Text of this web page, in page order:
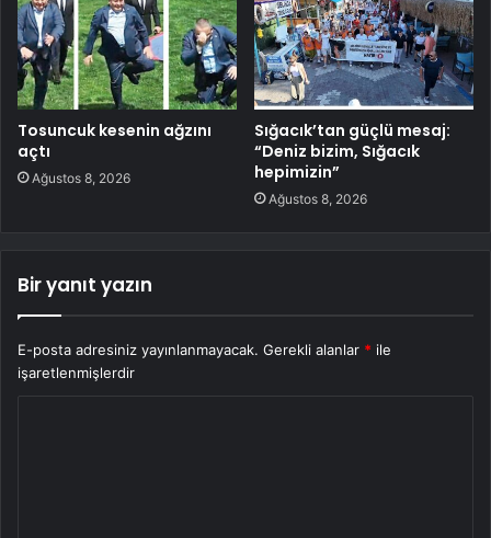
Tosuncuk kesenin ağzını
açtı
Ağustos 8, 2026
Sığacık’tan güçlü mesaj:
“Deniz bizim, Sığacık
hepimizin”
Ağustos 8, 2026
Bir yanıt yazın
E-posta adresiniz yayınlanmayacak. Gerekli alanlar * ile
işaretlenmişlerdir